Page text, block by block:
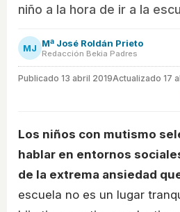
niño a la hora de ir a la
MJ Mª José Roldán Prieto
Redacción Bekia Padres
Publicado 13 abril 2019Actualizado 17
Los niños con mutismo
hablar en entornos
de la extrema ansiedad
escuela no es un lugar